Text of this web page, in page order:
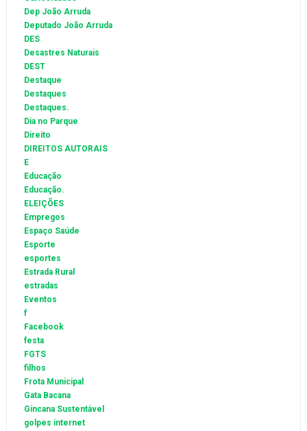
Dep João Arruda
Deputado João Arruda
DES
Desastres Naturais
DEST
Destaque
Destaques
Destaques.
Dia no Parque
Direito
DIREITOS AUTORAIS
E
Educação
Educação.
ELEIÇÕES
Empregos
Espaço Saúde
Esporte
esportes
Estrada Rural
estradas
Eventos
f
Facebook
festa
FGTS
filhos
Frota Municipal
Gata Bacana
Gincana Sustentável
golpes internet